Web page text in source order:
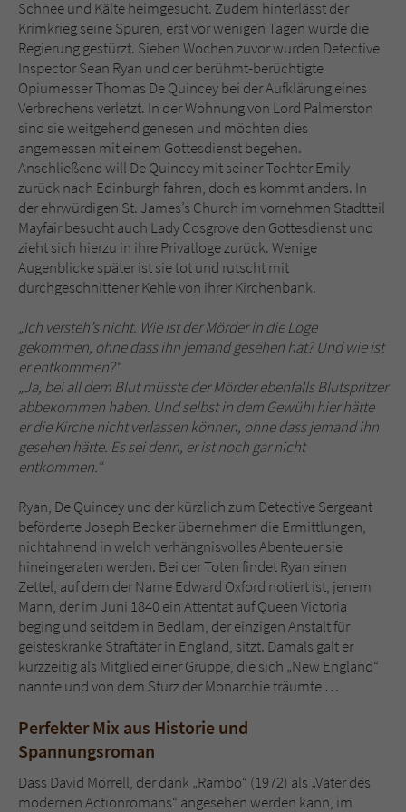
Schnee und Kälte heimgesucht. Zudem hinterlässt der
Krimkrieg seine Spuren, erst vor wenigen Tagen wurde die
Regierung gestürzt. Sieben Wochen zuvor wurden Detective
Inspector Sean Ryan und der berühmt-berüchtigte
Opiumesser Thomas De Quincey bei der Aufklärung eines
Verbrechens verletzt. In der Wohnung von Lord Palmerston
sind sie weitgehend genesen und möchten dies
angemessen mit einem Gottesdienst begehen.
Anschließend will De Quincey mit seiner Tochter Emily
zurück nach Edinburgh fahren, doch es kommt anders. In
der ehrwürdigen St. James’s Church im vornehmen Stadtteil
Mayfair besucht auch Lady Cosgrove den Gottesdienst und
zieht sich hierzu in ihre Privatloge zurück. Wenige
Augenblicke später ist sie tot und rutscht mit
durchgeschnittener Kehle von ihrer Kirchenbank.
„Ich versteh’s nicht. Wie ist der Mörder in die Loge
gekommen, ohne dass ihn jemand gesehen hat? Und wie ist
er entkommen?“
„Ja, bei all dem Blut müsste der Mörder ebenfalls Blutspritzer
abbekommen haben. Und selbst in dem Gewühl hier hätte
er die Kirche nicht verlassen können, ohne dass jemand ihn
gesehen hätte. Es sei denn, er ist noch gar nicht
entkommen.“
Ryan, De Quincey und der kürzlich zum Detective Sergeant
beförderte Joseph Becker übernehmen die Ermittlungen,
nichtahnend in welch verhängnisvolles Abenteuer sie
hineingeraten werden. Bei der Toten findet Ryan einen
Zettel, auf dem der Name Edward Oxford notiert ist, jenem
Mann, der im Juni 1840 ein Attentat auf Queen Victoria
beging und seitdem in Bedlam, der einzigen Anstalt für
geisteskranke Straftäter in England, sitzt. Damals galt er
kurzzeitig als Mitglied einer Gruppe, die sich „New England“
nannte und von dem Sturz der Monarchie träumte …
Perfekter Mix aus Historie und
Spannungsroman
Dass David Morrell, der dank „Rambo“ (1972) als „Vater des
modernen Actionromans“ angesehen werden kann, im
Sicherheitscode des Kontaktformulars zu
überprüfen.